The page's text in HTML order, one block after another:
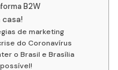
B2W
casa!
de marketing
do Coronavírus
o Brasil e Brasília